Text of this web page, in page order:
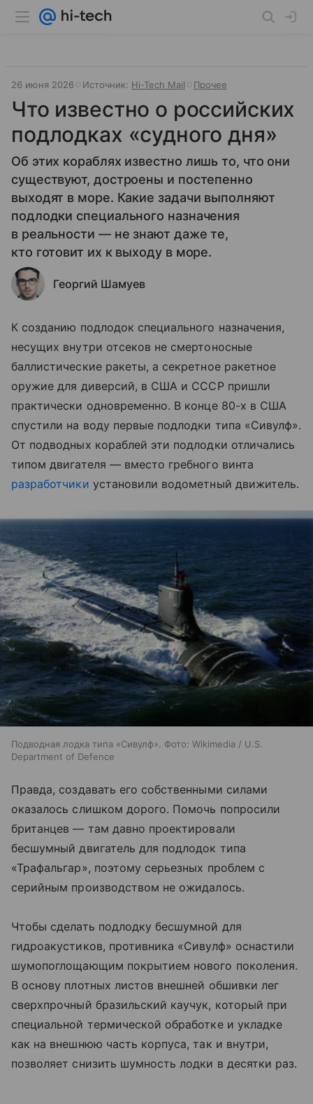
26 июня 2026 Источник: Hi-Tech Mail Прочее
Что известно о российских
подлодках «судного дня»
Об этих кораблях известно лишь то, что они
существуют, достроены и постепенно
выходят в море. Какие задачи выполняют
подлодки специального назначения
в реальности — не знают даже те,
кто готовит их к выходу в море.
Георгий Шамуев
К созданию подлодок специального назначения,
несущих внутри отсеков не смертоносные
баллистические ракеты, а секретное ракетное
оружие для диверсий, в США и СССР пришли
практически одновременно. В конце 80-х в США
спустили на воду первые подлодки типа «Сивулф».
От подводных кораблей эти подлодки отличались
типом двигателя — вместо гребного винта
разработчики установили водометный движитель.
Подводная лодка типа «Сивулф». Фото: Wikimedia / U.S.
Department of Defence
Правда, создавать его собственными силами
оказалось слишком дорого. Помочь попросили
британцев — там давно проектировали
бесшумный двигатель для подлодок типа
«Трафальгар», поэтому серьезных проблем с
серийным производством не ожидалось.
Чтобы сделать подлодку бесшумной для
гидроакустиков, противника «Сивулф» оснастили
шумопоглощающим покрытием нового поколения.
В основу плотных листов внешней обшивки лег
сверхпрочный бразильский каучук, который при
специальной термической обработке и укладке
как на внешнюю часть корпуса, так и внутри,
позволяет снизить шумность лодки в десятки раз.